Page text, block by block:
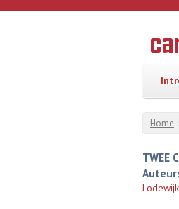
Overslaan en naar de inhoud gaan
van de
U
Home
TWEE